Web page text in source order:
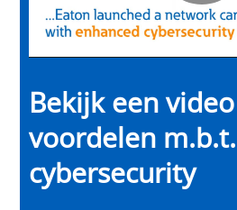
Bekijk een
voordelen m.b.t.
cybersecurity